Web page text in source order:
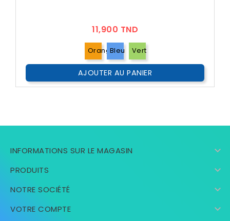
11,900 TND
OrangeBleu Vert
AJOUTER AU PANIER
INFORMATIONS SUR LE MAGASIN 
PRODUITS 
NOTRE SOCIÉTÉ 
VOTRE COMPTE 